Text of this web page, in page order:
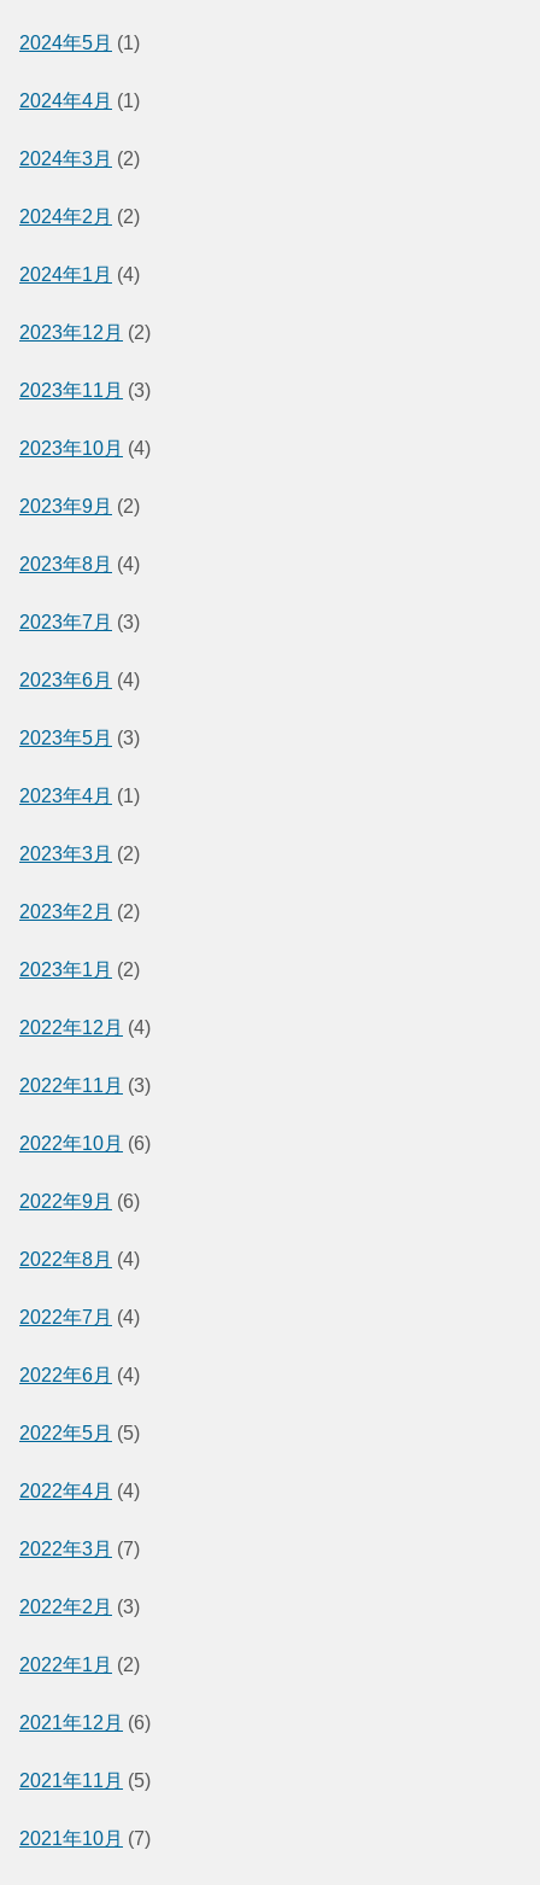
2024年5月 (1)
2024年4月 (1)
2024年3月 (2)
2024年2月 (2)
2024年1月 (4)
2023年12月 (2)
2023年11月 (3)
2023年10月 (4)
2023年9月 (2)
2023年8月 (4)
2023年7月 (3)
2023年6月 (4)
2023年5月 (3)
2023年4月 (1)
2023年3月 (2)
2023年2月 (2)
2023年1月 (2)
2022年12月 (4)
2022年11月 (3)
2022年10月 (6)
2022年9月 (6)
2022年8月 (4)
2022年7月 (4)
2022年6月 (4)
2022年5月 (5)
2022年4月 (4)
2022年3月 (7)
2022年2月 (3)
2022年1月 (2)
2021年12月 (6)
2021年11月 (5)
2021年10月 (7)